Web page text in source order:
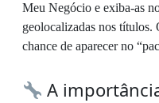
Meu Negócio e exiba-as
geolocalizadas nos títulos.
chance de aparecer no
A